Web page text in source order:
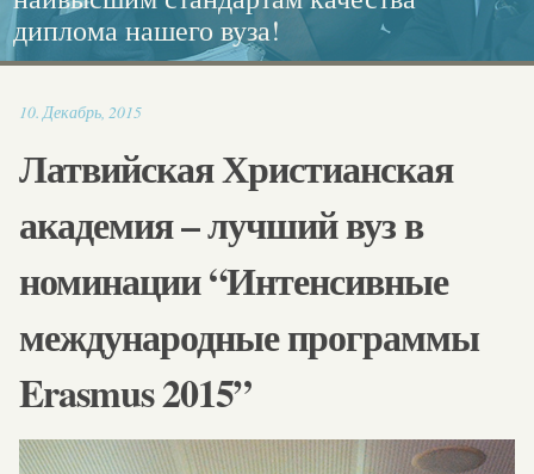
диплома нашего вуза!
каллиграфия.
Европейского диплома!
социальной работе
10.Декабрь, 201516:47
Латвийская Христианская
академия – лучший вуз в
номинации “Интенсивные
международные программы
Erasmus 2015”